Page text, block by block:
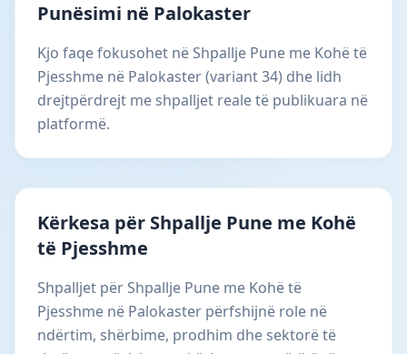
Punësimi në Palokaster
Kjo faqe fokusohet në Shpallje Pune me Kohë të
Pjesshme në Palokaster (variant 34) dhe lidh
drejtpërdrejt me shpalljet reale të publikuara në
platformë.
Kërkesa për Shpallje Pune me Kohë
të Pjesshme
Shpalljet për Shpallje Pune me Kohë të
Pjesshme në Palokaster përfshijnë role në
ndërtim, shërbime, prodhim dhe sektorë të